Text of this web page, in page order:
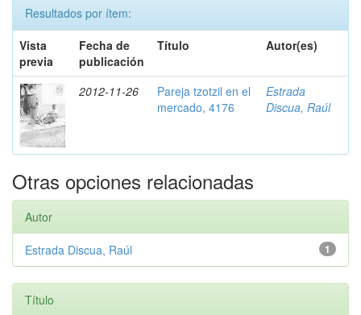
Resultados por ítem:
Vista
previa
Fecha de
publicación
Título Autor(es)
2012-11-26
Pareja tzotzil en el
mercado, 4176
Estrada
Discua, Raúl
Otras opciones relacionadas
Autor
1
Estrada Discua, Raúl
Título